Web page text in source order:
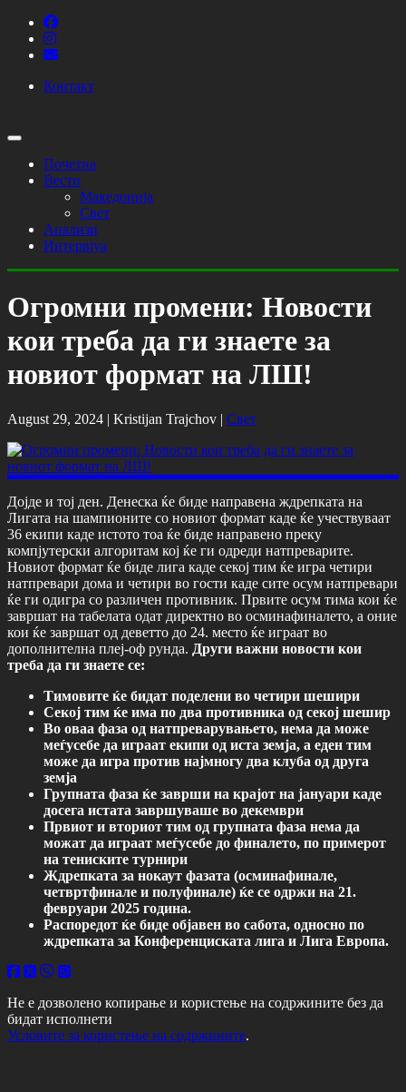
Контакт
Почетна
Вести
Македонија
Свет
Анализи
Интервјуа
Огромни промени: Новости
кои треба да ги знаете за
новиот формат на ЛШ!
August 29, 2024 | Kristijan Trajchov | Свет
Дојде и тој ден. Денеска ќе биде направена ждрепката на
Лигата на шампионите со новиот формат каде ќе учествуваат
36 екипи каде истото тоа ќе биде направено преку
компјутерски алгоритам кој ќе ги одреди натпреварите.
Новиот формат ќе биде лига каде секој тим ќе игра четири
натпревари дома и четири во гости каде сите осум натпревари
ќе ги одигра со различен противник. Првите осум тима кои ќе
завршат на табелата одат директно во осминафиналето, а оние
кои ќе завршат од деветто до 24. место ќе играат во
дополнителна плеј-оф рунда. Други важни новости кои
треба да ги знаете се:
Тимовите ќе бидат поделени во четири шешири
Секој тим ќе има по два противника од секој шешир
Во оваа фаза од натпреварувањето, нема да може
меѓусебе да играат екипи од иста земја, а еден тим
може да игра против најмногу два клуба од друга
земја
Групната фаза ќе заврши на крајот на јануари каде
досега истата завршуваше во декември
Првиот и вториот тим од групната фаза нема да
можат да играат меѓусебе до финалето, по примерот
на тениските турнири
Ждрепката за нокаут фазата (осминафинале,
четвртфинале и полуфинале) ќе се одржи на 21.
февруари 2025 година.
Распоредот ќе биде објавен во сабота, односно по
ждрепката за Конференциската лига и Лига Европа.
Не е дозволено копирање и користење на содржините без да
бидат исполнети
Условите за користење на содржините.